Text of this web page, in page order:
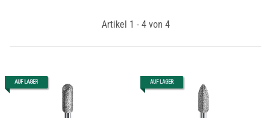
Artikel 1 - 4 von 4
AUF LAGER AUF LAGER